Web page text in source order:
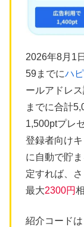
2026年8月1
59までにハ
ールアドレ
までに合計
1,500ptプレ
登録者向け
に自動で貯
定すれば、
最大2300円
紹介コード